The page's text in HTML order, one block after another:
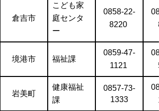
倉吉市
こども家
庭センタ
ー
0858-22-
8220
境港市 福祉課
0859-47-
1121
岩美町
健康福祉
課
0857-73-
1333